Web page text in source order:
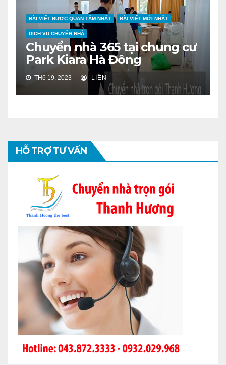
BÀI VIẾT ĐƯỢC QUAN TÂM NHẤT BÀI VIẾT MỚI NHẤT
DỊCH VỤ CHUYỂN NHÀ
Chuyển nhà 365 tại chung cư
Park Kiara Hà Đông
TH6 19, 2023 LIÊN
HỖ TRỢ TƯ VẤN